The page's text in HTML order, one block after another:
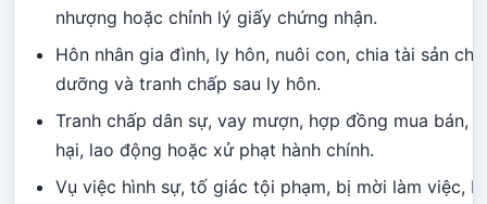
nhượng hoặc chỉnh lý giấy chứng nhận.
Hôn nhân gia đình, ly hôn, nuôi con, chia tài sản
dưỡng và tranh chấp sau ly hôn.
Tranh chấp dân sự, vay mượn, hợp đồng mua bán,
hại, lao động hoặc xử phạt hành chính.
Vụ việc hình sự, tố giác tội phạm, bị mời làm việc,